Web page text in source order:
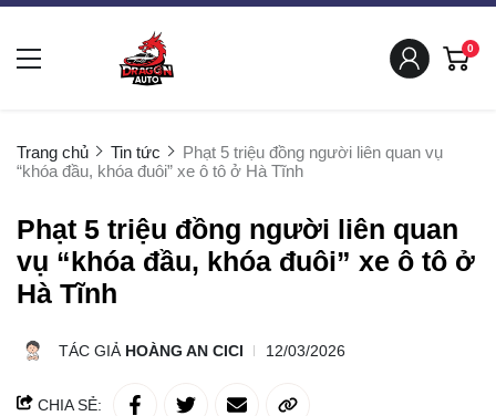
0
Trang chủ Tin tức
Phạt 5 triệu đồng người liên quan vụ
“khóa đầu, khóa đuôi” xe ô tô ở Hà Tĩnh
Phạt 5 triệu đồng người liên quan
vụ “khóa đầu, khóa đuôi” xe ô tô ở
Hà Tĩnh
TÁC GIẢ HOÀNG AN CICI 12/03/2026
CHIA SẺ: